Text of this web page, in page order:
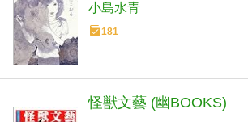
小島水青
181
怪獣文藝 (幽BOOKS)